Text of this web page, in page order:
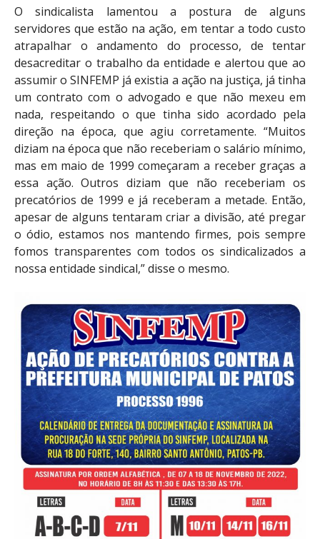
O sindicalista lamentou a postura de alguns
servidores que estão na ação, em tentar a todo custo
atrapalhar o andamento do processo, de tentar
desacreditar o trabalho da entidade e alertou que ao
assumir o SINFEMP já existia a ação na justiça, já tinha
um contrato com o advogado e que não mexeu em
nada, respeitando o que tinha sido acordado pela
direção na época, que agiu corretamente. “Muitos
diziam na época que não receberiam o salário mínimo,
mas em maio de 1999 começaram a receber graças a
essa ação. Outros diziam que não receberiam os
precatórios de 1999 e já receberam a metade. Então,
apesar de alguns tentaram criar a divisão, até pregar
o ódio, estamos nos mantendo firmes, pois sempre
fomos transparentes com todos os sindicalizados a
nossa entidade sindical,” disse o mesmo.